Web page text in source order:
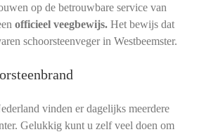
op de betrouwbare service van
officieel veegbewijs. Het bewijs dat
schoorsteenveger in Westbeemster.
vinden er dagelijks meerdere
Gelukkig kunt u zelf veel doen om